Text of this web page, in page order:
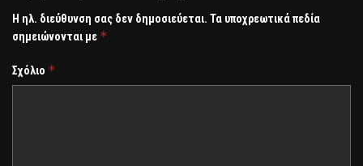
Η ηλ. διεύθυνση σας δεν δημοσιεύεται. Τα υποχρεωτικά πεδία
σημειώνονται με *
Σχόλιο *